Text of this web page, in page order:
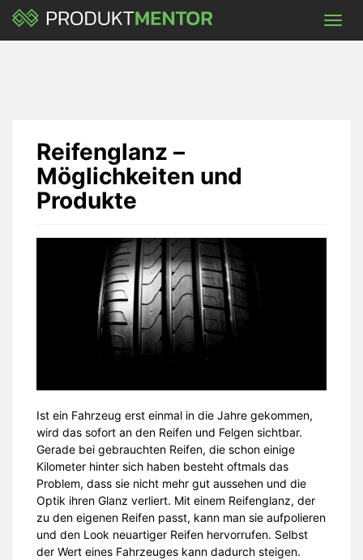
Skip
main
Reifenglanz –
Möglichkeiten und
Produkte
Ist ein Fahrzeug erst einmal in die Jahre gekommen,
wird das sofort an den Reifen und Felgen sichtbar.
Gerade bei gebrauchten Reifen, die schon einige
Kilometer hinter sich haben besteht oftmals das
Problem, dass sie nicht mehr gut aussehen und die
Optik ihren Glanz verliert. Mit einem Reifenglanz, der
zu den eigenen Reifen passt, kann man sie aufpolieren
und den Look neuartiger Reifen hervorrufen. Selbst
der Wert eines Fahrzeuges kann dadurch steigen.